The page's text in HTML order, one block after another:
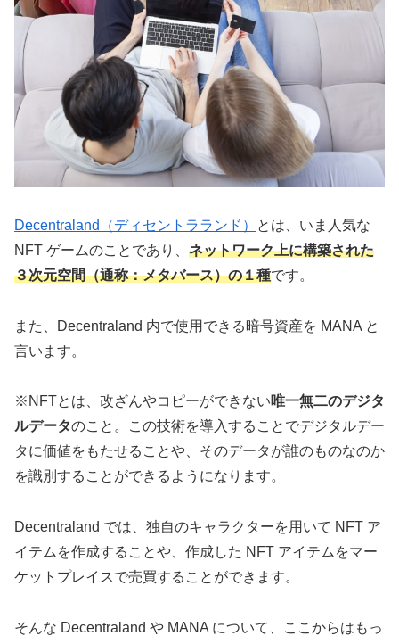
Decentraland（ディセントラランド）
とは、いま人気な
NFT ゲームのことであり、 ネットワーク上に構築された
３次元空間（通称：メタバース）の１種です。
また、Decentraland 内で使用できる暗号資産を MANA と
言います。
※NFTとは、改ざんやコピーができない唯一無二のデジタ
ルデータのこと。この技術を導入することでデジタルデー
タに価値をもたせることや、そのデータが誰のものなのか
を識別することができるようになります。
Decentraland では、独自のキャラクターを用いて NFT ア
イテムを作成することや、作成した NFT アイテムをマー
ケットプレイスで売買することができます。
そんな Decentraland や MANA について、ここからはもっ